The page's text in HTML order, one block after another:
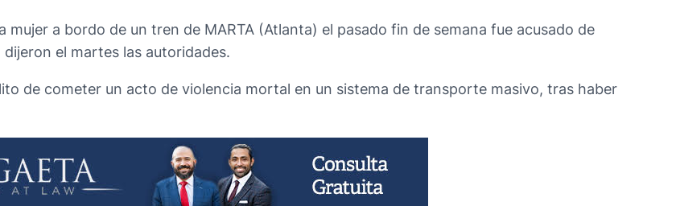
mujer a bordo de un tren de MARTA (Atlanta) el pasado fin de semana fue acusado de
el martes las autoridades.
de cometer un acto de violencia mortal en un sistema de transporte masivo, tras haber